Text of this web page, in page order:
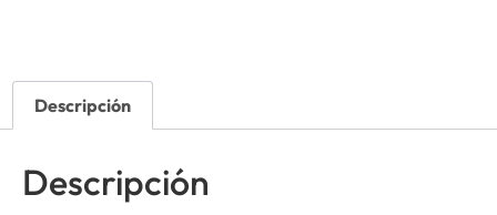
Descripción
Descripción